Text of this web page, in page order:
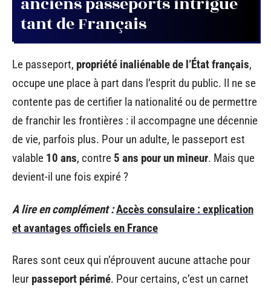
tant de Français
Le passeport, propriété inaliénable de l’État français,
occupe une place à part dans l’esprit du public. Il ne se
contente pas de certifier la nationalité ou de permettre
de franchir les frontières : il accompagne une décennie
de vie, parfois plus. Pour un adulte, le passeport est
valable 10 ans, contre 5 ans pour un mineur. Mais que
devient-il une fois expiré ?
A lire en complément :Accès consulaire : explication
et avantages officiels en France
Rares sont ceux qui n’éprouvent aucune attache pour
leur passeport périmé. Pour certains, c’est un carnet